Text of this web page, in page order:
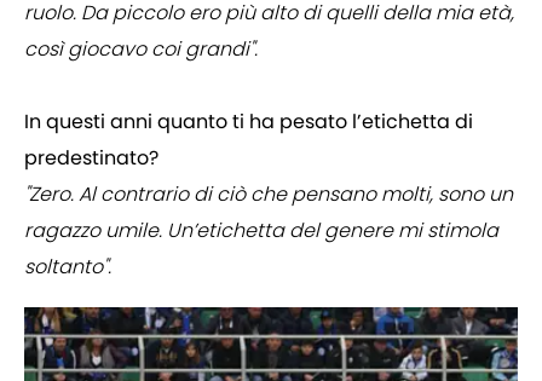
ruolo. Da piccolo ero più alto di quelli della mia età,
così giocavo coi grandi".
In questi anni quanto ti ha pesato l’etichetta di
predestinato?
"Zero. Al contrario di ciò che pensano molti, sono un
ragazzo umile. Un’etichetta del genere mi stimola
soltanto".